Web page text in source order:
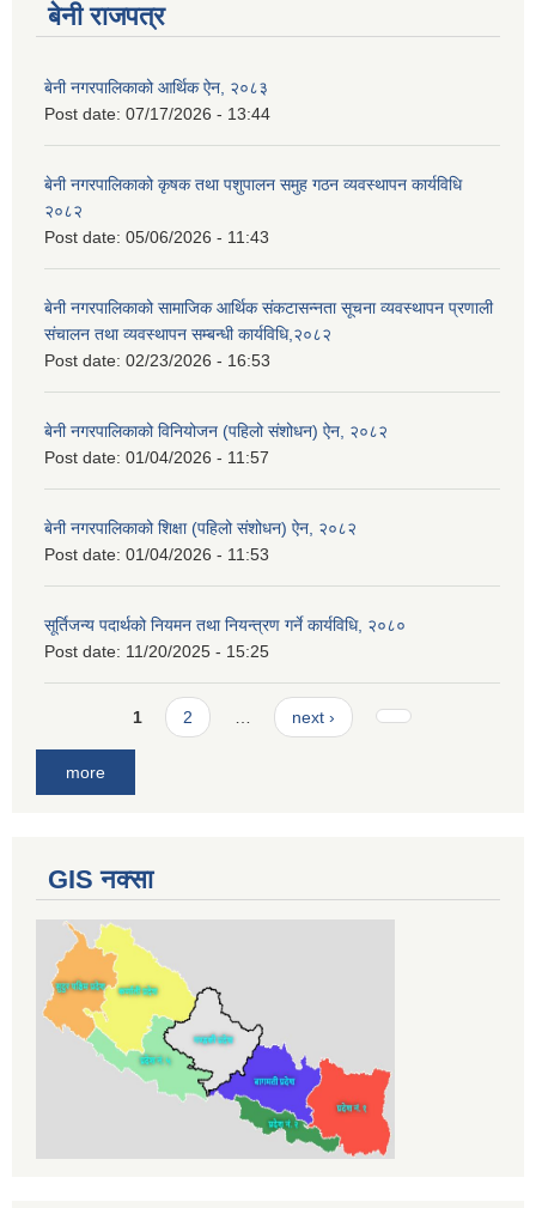
बेनी राजपत्र
बेनी नगरपालिकाको आर्थिक ऐन, २०८३
Post date: 07/17/2026 - 13:44
बेनी नगरपालिकाको कृषक तथा पशुपालन समुह गठन व्यवस्थापन कार्यविधि
२०८२
Post date: 05/06/2026 - 11:43
बेनी नगरपालिकाको सामाजिक आर्थिक संकटासन्नता सूचना व्यवस्थापन प्रणाली
संचालन तथा व्यवस्थापन सम्बन्धी कार्यविधि,२०८२
Post date: 02/23/2026 - 16:53
बेनी नगरपालिकाको विनियोजन (पहिलो संशोधन) ऐन, २०८२
Post date: 01/04/2026 - 11:57
बेनी नगरपालिकाको शिक्षा (पहिलो संशोधन) ऐन, २०८२
Post date: 01/04/2026 - 11:53
सूर्तिजन्य पदार्थको नियमन तथा नियन्त्रण गर्ने कार्यविधि, २०८०
Post date: 11/20/2025 - 15:25
Pages1 2 next ›
more
GIS नक्सा